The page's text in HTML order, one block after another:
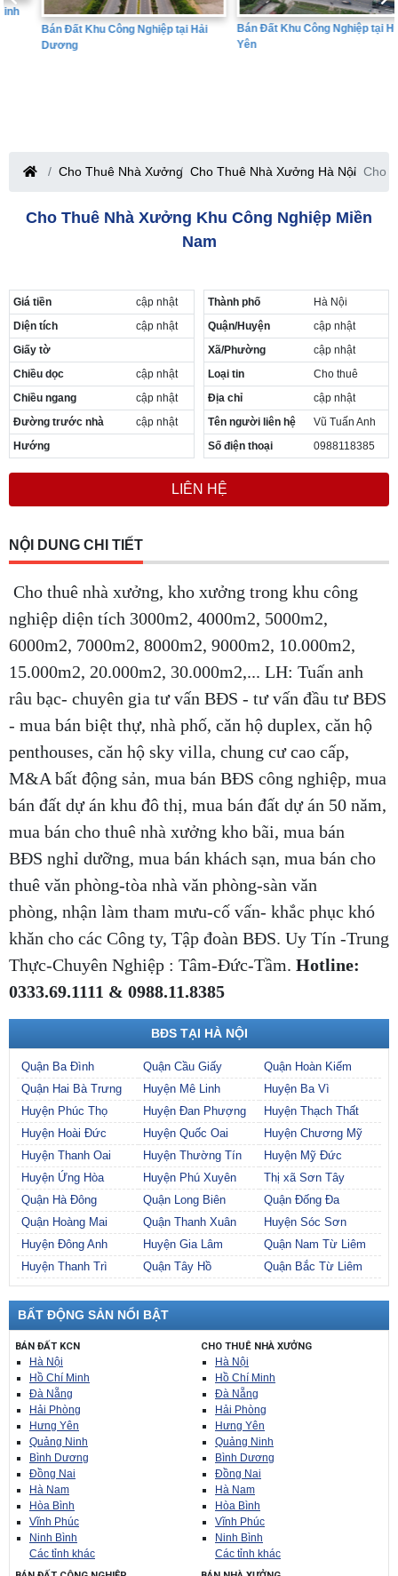
Bán Đất Khu Công Nghiệp tại Hải
Dương
Bán Đất Khu Công Nghiệp tại Hưng
Cho Thuê Nhà Xưởng Cho Thuê Nhà Xưởng Hà Nội Cho
Cho Thuê Nhà Xưởng Khu Công Nghiệp Miền
Nam
Giá tiền
cập nhật
Diện tích
cập nhật
Giấy tờ
Chiều dọc
cập nhật
Chiều ngang
cập nhật
Đường trước nhà
cập nhật
Hướng
Thành phố
Hà Nội
Quận/Huyện
cập nhật
Xã/Phường
cập nhật
Loại tin
Cho thuê
Địa chỉ
cập nhật
Tên người liên hệ
Vũ Tuấn Anh
Số điện thoại
0988118385
LIÊN HỆ
NỘI DUNG CHI TIẾT
Cho thuê nhà xưởng, kho xưởng trong khu công
nghiệp diện tích 3000m2, 4000m2, 5000m2,
6000m2, 7000m2, 8000m2, 9000m2, 10.000m2,
15.000m2, 20.000m2, 30.000m2,... LH: Tuấn anh
râu bạc- chuyên gia tư vấn BĐS - tư vấn đầu tư BĐS
- mua bán biệt thự, nhà phố, căn hộ duplex, căn hộ
penthouses, căn hộ sky villa, chung cư cao cấp,
M&A bất động sản, mua bán BĐS công nghiệp, mua
bán đất dự án khu đô thị, mua bán đất dự án 50 năm,
mua bán cho thuê nhà xưởng kho bãi, mua bán
BĐS nghỉ dưỡng, mua bán khách sạn, mua bán cho
thuê văn phòng-tòa nhà văn phòng-sàn văn
phòng, nhận làm tham mưu-cố vấn- khắc phục khó
khăn cho các Công ty, Tập đoàn BĐS. Uy Tín -Trung
Thực-Chuyên Nghiệp : Tâm-Đức-Tầm. Hotline:
0333.69.1111 & 0988.11.8385
BĐS TẠI HÀ NỘI
Quận Ba Đình Quận Cầu Giấy
Quận Hoàn Kiếm
Quận Hai Bà Trưng
Huyện Mê Linh
Huyện Ba Vì
Huyện Phúc Thọ
Huyện Đan Phượng
Huyện Thạch Thất
Huyện Hoài Đức
Huyện Quốc Oai
Huyện Chương Mỹ
Huyện Thanh Oai
Huyện Thường Tín
Huyện Mỹ Đức
Huyện Ứng Hòa
Huyện Phú Xuyên
Thị xã Sơn Tây
Quận Hà Đông
Quận Long Biên
Quận Đống Đa
Quận Hoàng Mai
Quận Thanh Xuân
Huyện Sóc Sơn
Huyện Đông Anh
Huyện Gia Lâm
Quận Nam Từ Liêm
Huyện Thanh Trì
Quận Tây Hồ Quận Bắc Từ Liêm
BẤT ĐỘNG SẢN NỔI BẬT
BÁN ĐẤT KCN
Hà Nội
Hồ Chí Minh
Đà Nẵng
Hải Phòng
Hưng Yên
Quảng Ninh
Bình Dương
Đồng Nai
Hà Nam
Hòa Bình
Vĩnh Phúc
Ninh Bình
Các tỉnh khác
CHO THUÊ NHÀ XƯỞNG
Hà Nội
Hồ Chí Minh
Đà Nẵng
Hải Phòng
Hưng Yên
Quảng Ninh
Bình Dương
Đồng Nai
Hà Nam
Hòa Bình
Vĩnh Phúc
Ninh Bình
Các tỉnh khác